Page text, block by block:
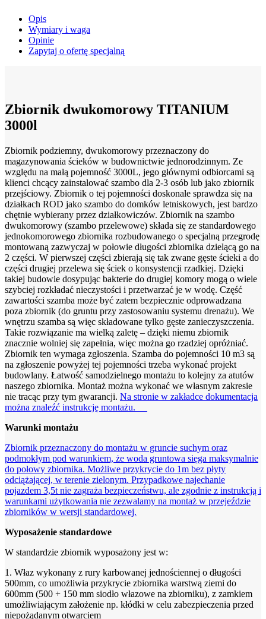
Opis
Wymiary i waga
Opinie
Zapytaj o ofertę specjalną
Zbiornik dwukomorowy TITANIUM
3000l
Zbiornik podziemny, dwukomorowy przeznaczony do
magazynowania ścieków w budownictwie jednorodzinnym. Ze
względu na małą pojemność 3000L, jego głównymi odbiorcami są
klienci chcący zainstalować szambo dla 2-3 osób lub jako zbiornik
przejściowy. Zbiornik o tej pojemności doskonale sprawdza się na
działkach ROD jako szambo do domków letniskowych, jest bardzo
chętnie wybierany przez działkowiczów. Zbiornik na szambo
dwukomorowy (szambo przelewowe) składa się ze standardowego
jednokomorowego zbiornika rozbudowanego o specjalną przegrodę
montowaną zazwyczaj w połowie długości zbiornika dzielącą go na
2 części. W pierwszej części zbierają się tak zwane gęste ścieki a do
części drugiej przelewa się ściek o konsystencji rzadkiej. Dzięki
takiej budowie dosypując bakterie do drugiej komory mogą o wiele
szybciej rozkładać nieczystości i przetwarzać je w wodę. Część
zawartości szamba może być zatem bezpiecznie odprowadzana
poza zbiornik (do gruntu przy zastosowaniu systemu drenażu). We
wnętrzu szamba są więc składowane tylko gęste zanieczyszczenia.
Takie rozwiązanie ma wielką zaletę – dzięki niemu zbiornik
znacznie wolniej się zapełnia, więc można go rzadziej opróżniać.
Zbiornik ten wymaga zgłoszenia. Szamba do pojemności 10 m3 są
na zgłoszenie powyżej tej pojemności trzeba wykonać projekt
budowlany. Łatwość samodzielnego montażu to kolejny za atutów
naszego zbiornika. Montaż można wykonać we własnym zakresie
nie tracąc przy tym gwarancji. Na stronie w zakładce dokumentacja
można znaleźć instrukcję montażu.
Warunki montażu
Zbiornik przeznaczony do montażu w gruncie suchym oraz
podmokłym pod warunkiem, że woda gruntowa sięga maksymalnie
do połowy zbiornika. Możliwe przykrycie do 1m bez płyty
odciążającej, w terenie zielonym. Przypadkowe najechanie
pojazdem 3,5t nie zagraża bezpieczeństwu, ale zgodnie z instrukcją i
warunkami użytkowania nie zezwalamy na montaż w przejeździe
zbiorników w wersji standardowej.
Wyposażenie standardowe
W standardzie zbiornik wyposażony jest w:
1. Właz wykonany z rury karbowanej jednościennej o długości
500mm, co umożliwia przykrycie zbiornika warstwą ziemi do
600mm (500 + 150 mm siodło włazowe na zbiorniku), z zamkiem
umożliwiającym założenie np. kłódki w celu zabezpieczenia przed
niepożądanym otwarciem